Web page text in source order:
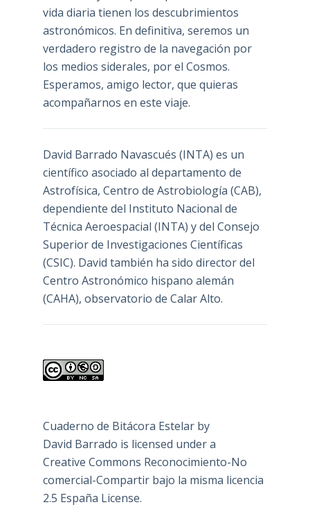
vida diaria tienen los descubrimientos
astronómicos. En definitiva, seremos un
verdadero registro de la navegación por
los medios siderales, por el Cosmos.
Esperamos, amigo lector, que quieras
acompañarnos en este viaje.
David Barrado Navascués (INTA) es un
científico asociado al departamento de
Astrofísica, Centro de Astrobiología (CAB),
dependiente del Instituto Nacional de
Técnica Aeroespacial (INTA) y del Consejo
Superior de Investigaciones Científicas
(CSIC). David también ha sido director del
Centro Astronómico hispano alemán
(CAHA), observatorio de Calar Alto.
Cuaderno de Bitácora Estelarby
David Barrado is licensed under a
Creative Commons Reconocimiento-No
comercial-Compartir bajo la misma licencia
2.5 España License.